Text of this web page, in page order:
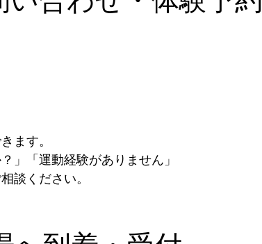
ます。
」「運動経験がありません」
談ください。